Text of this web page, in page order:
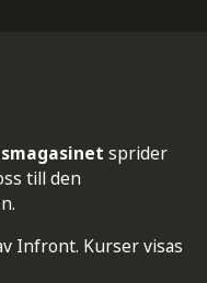
sprider
till den
Infront. Kurser visas